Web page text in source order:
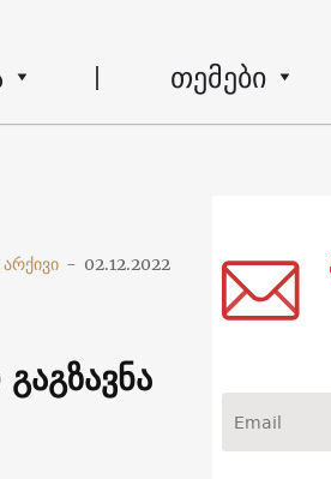
თემები
არქივი - 02.12.2022